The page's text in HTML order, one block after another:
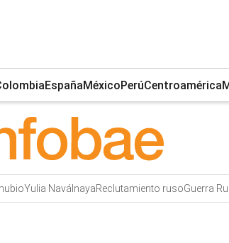
EspañaMéxicoPerúCentroamérica
Yulia NaválnayaReclutamiento rusoGuerra